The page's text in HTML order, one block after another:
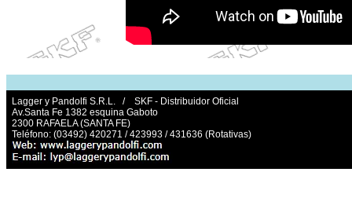
Lagger y Pandolfi S.R.L. / SKF - Distribuidor Oficial
Av.Santa Fe 1382 esquina Gaboto
2300 RAFAELA (SANTA FE)
Teléfono: (03492) 420271 / 423993 / 431636 (Rotativas)